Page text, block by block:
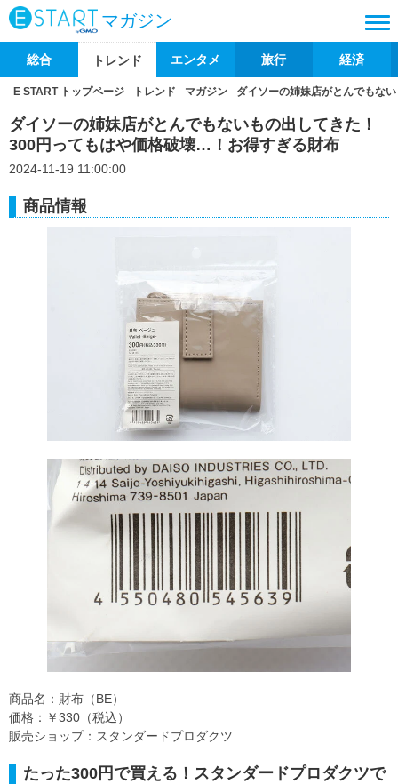
マガジン
総合 トレンド エンタメ 旅行 経済
E START トップページ トレンド マガジン ダイソーの姉妹店がとんでもな
ダイソーの姉妹店がとんでもないもの出してきた！
300円ってもはや価格破壊…！お得すぎる財布
2024-11-19 11:00:00
商品情報
商品名：財布（BE）
価格：￥330（税込）
販売ショップ：スタンダードプロダクツ
たった300円で買える！スタンダードプロダクツで